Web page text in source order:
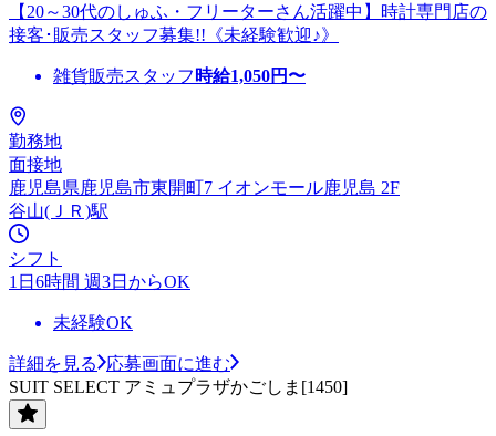
【20～30代のしゅふ・フリーターさん活躍中】時計専門店の
接客･販売スタッフ募集!!《未経験歓迎♪》
雑貨販売スタッフ 時給1,050円〜
勤務地
面接地
鹿児島県鹿児島市東開町7 イオンモール鹿児島 2F
谷山(ＪＲ)駅
シフト
1日6時間 週3日からOK
未経験OK
詳細を見る
応募画面に進む
SUIT SELECT アミュプラザかごしま[1450]